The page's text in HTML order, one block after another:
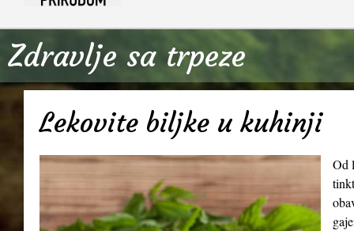
Zdravlje sa trpeze
Lekovite biljke u kuhinji
Od